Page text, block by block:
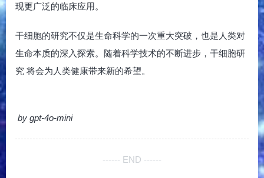
现更广泛的临床应用。
干细胞的研究不仅是生命科学的一次重大突破，也是人类对
生命本质的深入探索。随着科学技术的不断进步，干细胞研
究 将会为人类健康带来新的希望。
by gpt-4o-mini
------ END ------